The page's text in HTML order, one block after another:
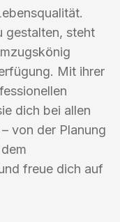
gestalten, steht
Mit ihrer
dich bei allen
von der Planung
freue dich auf